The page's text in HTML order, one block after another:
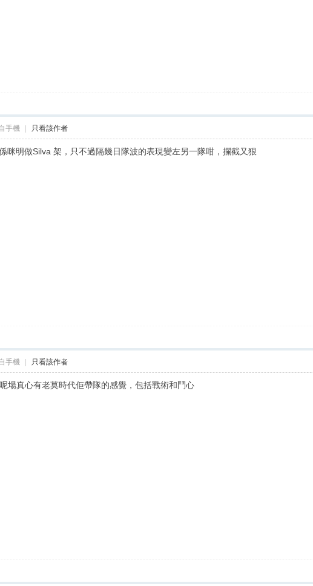
手機 只看該作者
咪明做Silva 架，只不過隔幾日隊波的表現變左另一隊咁，攔截又狠
手機 只看該作者
場真心有老莫時代佢帶隊的感覺，包括戰術和鬥心